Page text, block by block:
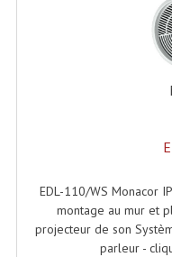
Table
EDL-110/WS Monacor
montage au mur et
projecteur de son
parleur -